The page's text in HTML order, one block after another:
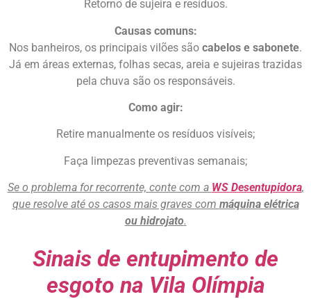
Retorno de sujeira e resíduos.
Causas comuns:
Nos banheiros, os principais vilões são cabelos e sabonete.
Já em áreas externas, folhas secas, areia e sujeiras trazidas
pela chuva são os responsáveis.
Como agir:
Retire manualmente os resíduos visíveis;
Faça limpezas preventivas semanais;
Se o problema for recorrente, conte com a WS Desentupidora,
que resolve até os casos mais graves com máquina elétrica
ou hidrojato.
Sinais de entupimento de
esgoto na Vila Olímpia